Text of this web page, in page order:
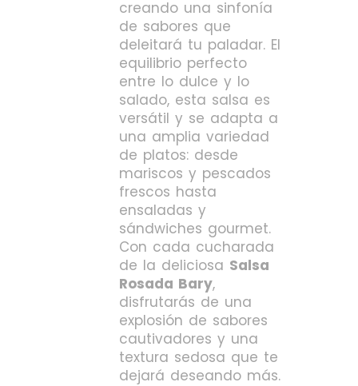
creando una sinfonía
de sabores que
deleitará tu paladar. El
equilibrio perfecto
entre lo dulce y lo
salado, esta salsa es
versátil y se adapta a
una amplia variedad
de platos: desde
mariscos y pescados
frescos hasta
ensaladas y
sándwiches gourmet.
Con cada cucharada
de la deliciosa Salsa
Rosada Bary,
disfrutarás de una
explosión de sabores
cautivadores y una
textura sedosa que te
dejará deseando más.